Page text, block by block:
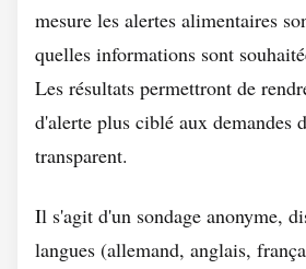
mesure les alertes alimentaires
quelles informations sont
Les résultats permettront de
d'alerte plus ciblé aux demandes
transparent.
Il s'agit d'un sondage anonyme,
langues (allemand, anglais,